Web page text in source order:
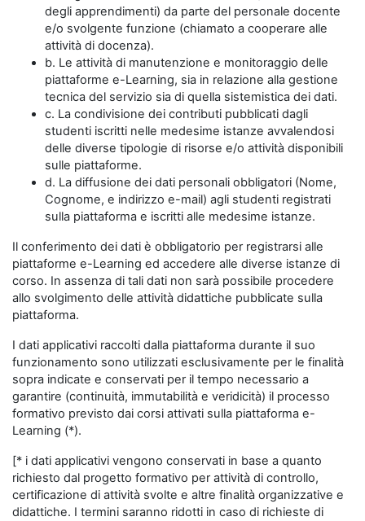
degli apprendimenti) da parte del personale docente
e/o svolgente funzione (chiamato a cooperare alle
attività di docenza).
b. Le attività di manutenzione e monitoraggio delle
piattaforme e-Learning, sia in relazione alla gestione
tecnica del servizio sia di quella sistemistica dei dati.
c. La condivisione dei contributi pubblicati dagli
studenti iscritti nelle medesime istanze avvalendosi
delle diverse tipologie di risorse e/o attività disponibili
sulle piattaforme.
d. La diffusione dei dati personali obbligatori (Nome,
Cognome, e indirizzo e-mail) agli studenti registrati
sulla piattaforma e iscritti alle medesime istanze.
Il conferimento dei dati è obbligatorio per registrarsi alle
piattaforme e-Learning ed accedere alle diverse istanze di
corso. In assenza di tali dati non sarà possibile procedere
allo svolgimento delle attività didattiche pubblicate sulla
piattaforma.
I dati applicativi raccolti dalla piattaforma durante il suo
funzionamento sono utilizzati esclusivamente per le finalità
sopra indicate e conservati per il tempo necessario a
garantire (continuità, immutabilità e veridicità) il processo
formativo previsto dai corsi attivati sulla piattaforma e-
Learning (*).
[* i dati applicativi vengono conservati in base a quanto
richiesto dal progetto formativo per attività di controllo,
certificazione di attività svolte e altre finalità organizzative e
didattiche. I termini saranno ridotti in caso di richieste di